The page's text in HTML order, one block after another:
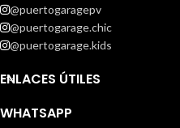
@puertogaragepv
@puertogarage.chic
@puertogarage.kids
ENLACES ÚTILES
WHATSAPP